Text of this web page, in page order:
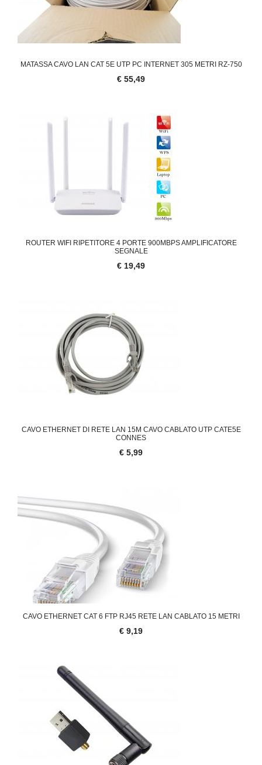
MATASSA CAVO LAN CAT 5E UTP PC INTERNET 305 METRI RZ-750
€ 55,49
ROUTER WIFI RIPETITORE 4 PORTE 900MBPS AMPLIFICATORE
SEGNALE
€ 19,49
CAVO ETHERNET DI RETE LAN 15M CAVO CABLATO UTP CATE5E
CONNES
€ 5,99
CAVO ETHERNET CAT 6 FTP RJ45 RETE LAN CABLATO 15 METRI
€ 9,19